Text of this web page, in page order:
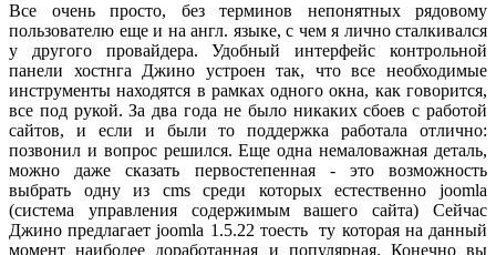
Все очень просто, без терминов непонятных рядовому
пользователю еще и на англ. языке, с чем я лично сталкивался
у другого провайдера. Удобный интерфейс контрольной
панели хостнга Джино устроен так, что все необходимые
инструменты находятся в рамках одного окна, как говорится,
все под рукой. За два года не было никаких сбоев с работой
сайтов, и если и были то поддержка работала отлично:
позвонил и вопрос решился. Еще одна немаловажная деталь,
можно даже сказать первостепенная - это возможность
выбрать одну из cms среди которых естественно joomla
(система управления содержимым вашего сайта) Сейчас
Джино предлагает joomla 1.5.22 тоесть ту которая на данный
момент наиболее доработанная и популярная. Конечно вы